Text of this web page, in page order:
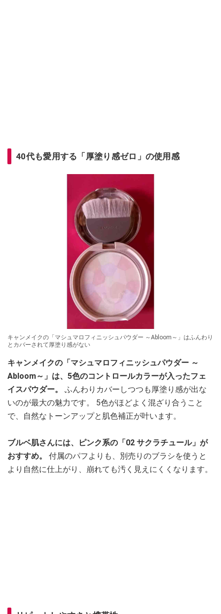
40代も愛用する「厚塗り感ゼロ」の使用感
キャンメイクの「マシュマロフィニッシュパウダー ～Abloom～」はふんわり
とカバーされて厚塗り感がない
キャンメイクの「マシュマロフィニッシュパウダー ～
Abloom～」は、5色のコントロールカラーが入ったフェ
イスパウダー。 ふんわりカバーしつつも厚塗り感が出な
いのが最大の魅力です。 5色がほどよく混ざり合うこと
で、自然なトーンアップと肌色補正が叶います。
ブルベ肌さんには、ピンク系の「02 サクラチュール」が
おすすめ。 付属のパフよりも、別売りのブラシを使うと
より自然に仕上がり、崩れても汚く見えにくくなります。